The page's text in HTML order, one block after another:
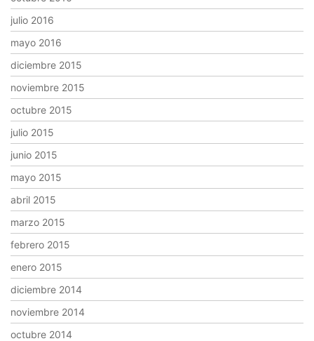
julio 2016
mayo 2016
diciembre 2015
noviembre 2015
octubre 2015
julio 2015
junio 2015
mayo 2015
abril 2015
marzo 2015
febrero 2015
enero 2015
diciembre 2014
noviembre 2014
octubre 2014